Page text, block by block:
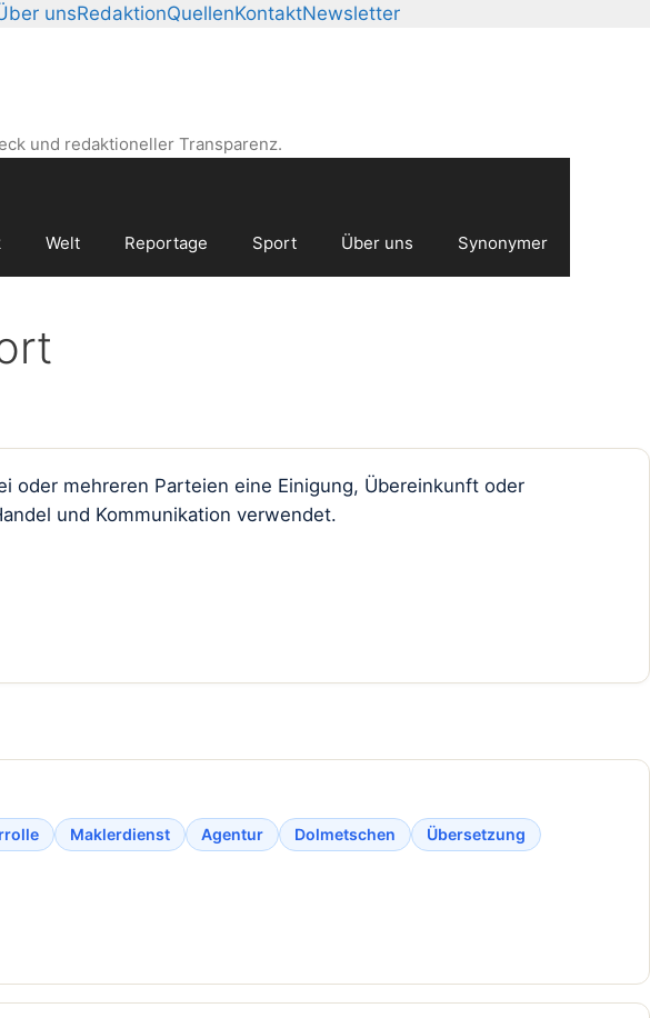
unsRedaktionQuellenKontaktNewsletter
und redaktioneller Transparenz.
Welt Reportage Sport Über uns Synonymer
oder mehreren Parteien eine Einigung, Übereinkunft oder
und Kommunikation verwendet.
Maklerdienst Agentur Dolmetschen
Übersetzung